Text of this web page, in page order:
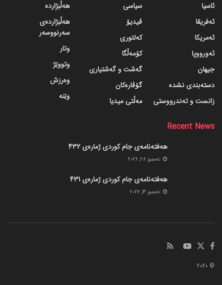
ئاسیا
ئەفریقا
ئەمریکا
ئەورووپا
جیهان
دسته‌بندی نشده
زانست و تەندرووستی
سیاسی
ڤیدیۆ
کەلتوری
کۆمەڵگا
گه‌شت و گه‌شتیاری
گۆڤاره‌کان
مەڵتی میدیا
هەڵبژاردە
هەڵبژاردەی
سەرنووسەر
وتار
وتووێژ
وەرزش
وێنە
Recent News
هەفتەنامەی جام کوردی ژمارەی 432
ته‌مموز 28, 2026
هەفتەنامەی جام کوردی ژمارەی 431
ته‌مموز 14, 2026
© 2020